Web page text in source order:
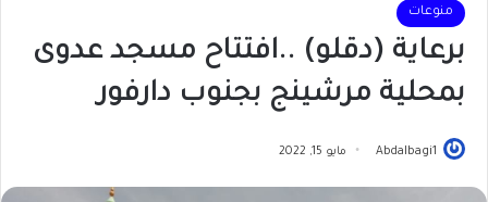
منوعات
برعاية (دقلو) ..افتتاح مسجد عدوى
بمحلية مرشينج بجنوب دارفور
Abdalbagi1 مايو 15, 2022